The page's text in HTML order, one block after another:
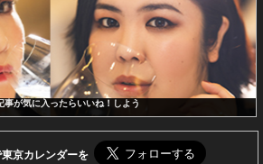
事が気に入ったらいいね！しよう
京カレンダーを